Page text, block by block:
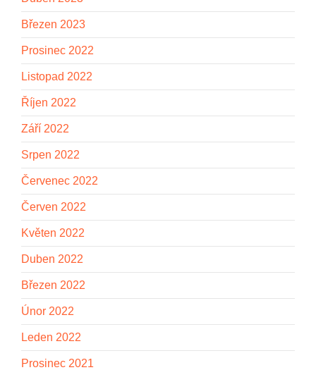
Březen 2023
Prosinec 2022
Listopad 2022
Říjen 2022
Září 2022
Srpen 2022
Červenec 2022
Červen 2022
Květen 2022
Duben 2022
Březen 2022
Únor 2022
Leden 2022
Prosinec 2021